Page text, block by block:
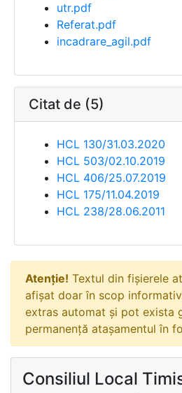
utr.pdf
Referat.pdf
incadrare_agil.pdf
Citat de (5)
HCL 130/31.03.2020
HCL 503/02.10.2019
HCL 406/25.07.2019
HCL 175/11.04.2019
HCL 238/28.06.2011
Atenție! Textul din fișierele
afișat doar în scop
extras automat și pot exista
permanență atașamentul în
Consiliul Local